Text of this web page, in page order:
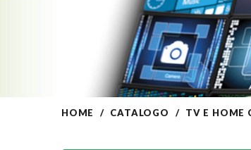
HOME CATALOGO TV E HOME